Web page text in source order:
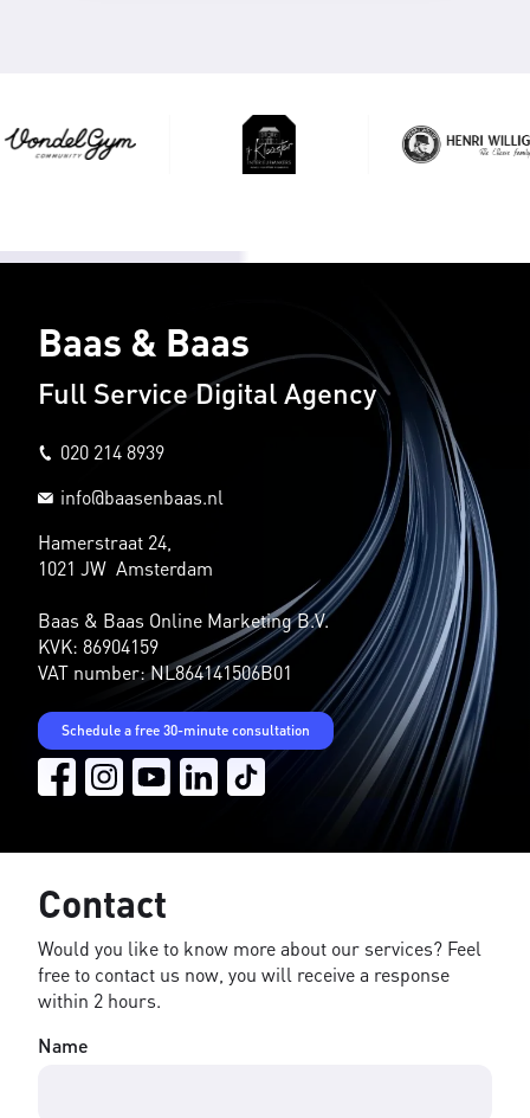
Baas & Baas
Full Service Digital Agency
020 214 8939
info@baasenbaas.nl
Hamerstraat 24,
1021 JW Amsterdam
Baas & Baas Online Marketing B.V.
KVK: 86904159
VAT number: NL864141506B01
Schedule a free 30-minute consultation
Contact
Would you like to know more about our services? Feel
free to contact us now, you will receive a response
within 2 hours.
Name